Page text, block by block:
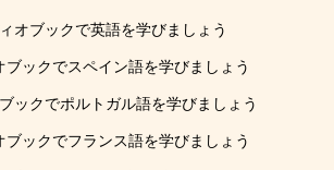
オブックで英語を学びましょう
ブックでスペイン語を学びましょう
ックでポルトガル語を学びましょう
ブックでフランス語を学びましょう